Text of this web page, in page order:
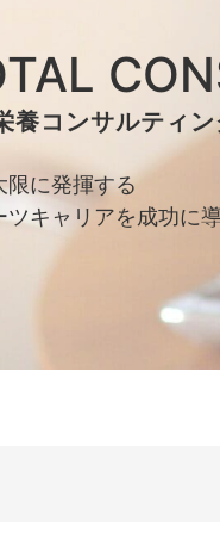
養コンサルティ
に発揮する
キャリアを成功に導